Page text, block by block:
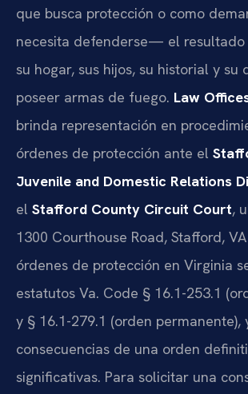
que busca protección o como
necesita defenderse— el
su hogar, sus hijos, su historial y su
poseer armas de fuego. Law
brinda representación en
órdenes de protección ante el
Juvenile and Domestic Relations
el Stafford County Circuit Court,
1300 Courthouse Road, Stafford,
órdenes de protección en Virginia
estatutos Va. Code § 16.1-253.1
y § 16.1-279.1 (orden permanente),
consecuencias de una orden
significativas. Para solicitar una